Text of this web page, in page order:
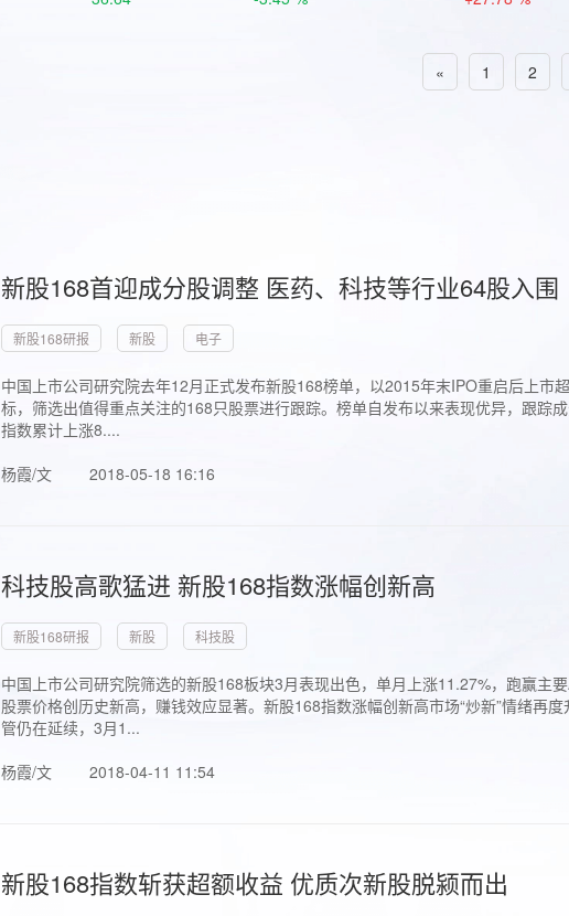
« 1 2
新股168首迎成分股调整 医药、科技等行业64股入围
新股168研报 新股 电子
中国上市公司研究院去年12月正式发布新股168榜单，以2015年末IPO重启后上
标，筛选出值得重点关注的168只股票进行跟踪。榜单自发布以来表现优异，跟踪
指数累计上涨8....
杨霞/文
2018-05-18 16:16
科技股高歌猛进 新股168指数涨幅创新高
新股168研报 新股 科技股
中国上市公司研究院筛选的新股168板块3月表现出色，单月上涨11.27%，跑赢主
股票价格创历史新高，赚钱效应显著。新股168指数涨幅创新高市场“炒新”情绪再
管仍在延续，3月1...
杨霞/文
2018-04-11 11:54
新股168指数斩获超额收益 优质次新股脱颍而出